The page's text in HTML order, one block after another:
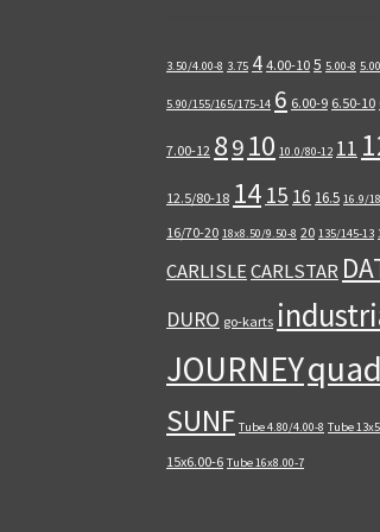
3.50/4.00-8 3.75 4 4.00-10 5 5.00-8
5.90/155/165/175-14 6 6.00-9 6.50-10
7.00-12 8910 10.0/80-12 11
12.5/80-18 14 15 16 16.5 16.9/
16/70-20 18x8.50/9.50-8 20 135/145-13
CARLISLECARLSTAR
DURO go-karts
JOURNEY
SUNF Tube 4.80/4.00-8 Tube
15x6.00-6 Tube 16x8.00-7